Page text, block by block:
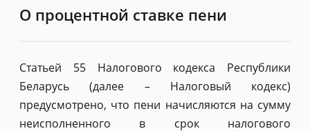
О процентной ставке пени
Статьей 55 Налогового кодекса Республики
Беларусь (далее – Налоговый кодекс)
предусмотрено, что пени начисляются на сумму
неисполненного в срок налогового